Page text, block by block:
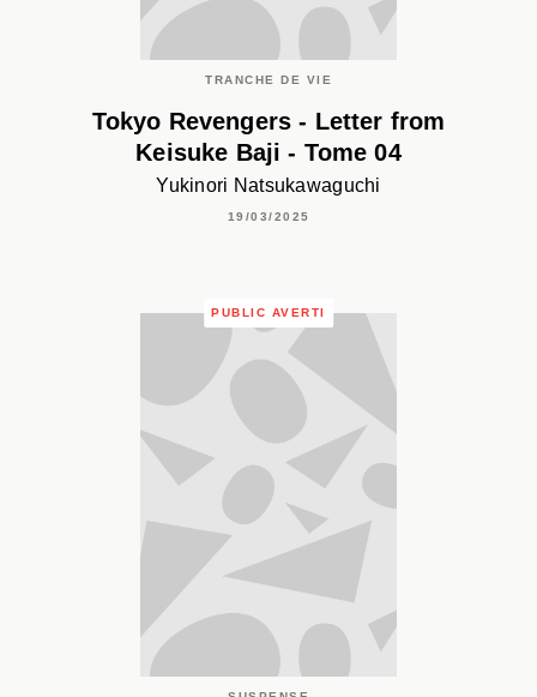
TRANCHE DE VIE
Tokyo Revengers - Letter from
Keisuke Baji - Tome 04
Yukinori Natsukawaguchi
19/03/2025
PUBLIC AVERTI